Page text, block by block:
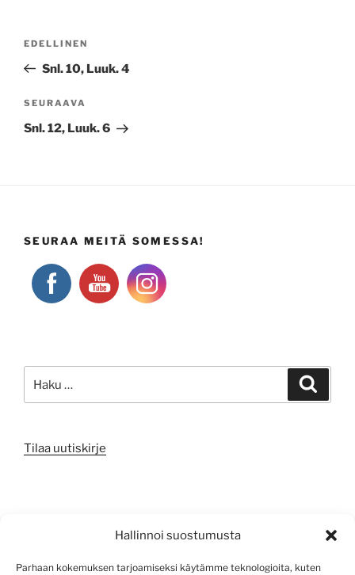
Hallinnoi suostumusta
Parhaan kokemuksen tarjoamiseksi käytämme teknologioita, kuten
Edellinen
artikkeli
EDELLINEN
Snl. 10, Luuk. 4
Seuraava
artikkeli
SEURAAVA
Snl. 12, Luuk. 6
SEURAA MEITÄ SOMESSA!
Tilaa uutiskirje